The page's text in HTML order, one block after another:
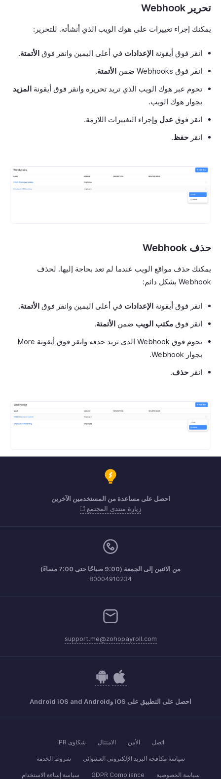
تحرير Webhook
يمكنك إجراء تغييرات على هوك الويب الذي أنشأته. للتحرير:
انقر فوق أيقونة الإعدادات في أعلى اليمين وانقر فوق الأتمتة.
انقر فوق Webhooks ضمن
الأتمتة.
تحوم عبر هوك الويب الذي تريد تحريره وانقر فوق أيقونة المزيد
بجوار هوك الويب.
انقر فوق عدل وإجراء التغييرات اللازمة.
انقر حفظ.
حذف Webhook
يمكنك حذف مواقع الويب عندما لم تعد بحاجة إليها. لحذف
Webhook بشكل دائم:
انقر فوق أيقونة الإعدادات في أعلى اليمين وانقر فوق الأتمتة.
انقر فوق مكتب الويب ضمن الأتمتة.
تحوم فوق Webhook الذي تريد حذفه وانقر فوق أيقونة More
بجوار Webhook.
انقر حذف.
احصل على مساعدة من المستخدمين الآخرين
زيارة منتدى المجتمع
من الاثنين إلى الجمعة (9:00 صباحًا حتى 7:00 مساءً)
80004910234
support.me@zohopayroll.com
احصل على التطبيق على iOS وAndroid iOS and Android
اتصل الأمن الامتثال شكاوى IPR
سياسة مكافحة البريد الإلكتروني العشوائي شروط الخدمة
سياسة الخصوصية GDPR Compliance سياسة إساءة الاستخدام